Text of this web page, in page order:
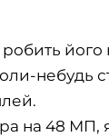
небудь
на 48 МП,